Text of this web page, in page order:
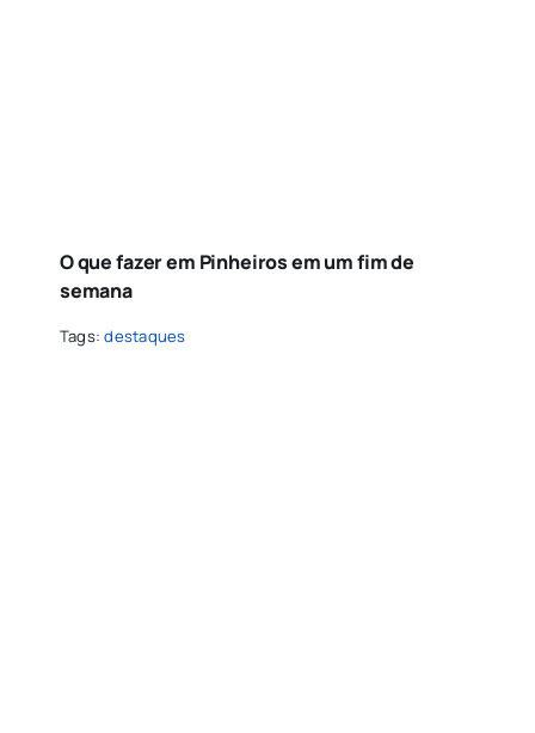
O que fazer em Pinheiros em um fim de
semana
Tags:destaques